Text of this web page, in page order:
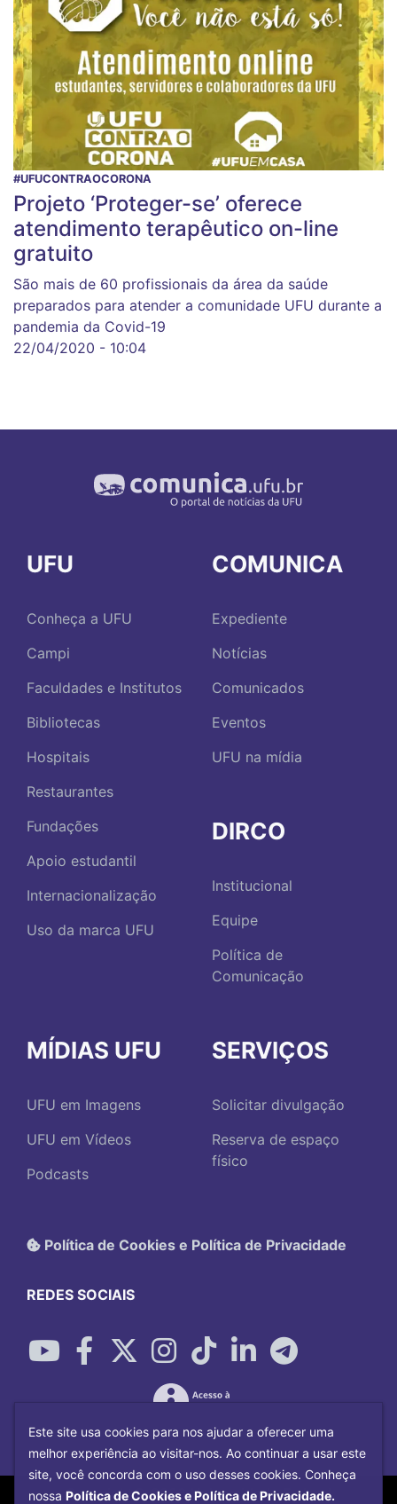
#UFUCONTRAOCORONA
Projeto ‘Proteger-se’ oferece
atendimento terapêutico on-line
gratuito
São mais de 60 profissionais da área da saúde
preparados para atender a comunidade UFU durante a
pandemia da Covid-19
22/04/2020 - 10:04
UFU
Conheça a UFU
Campi
Faculdades e Institutos
Bibliotecas
Hospitais
Restaurantes
Fundações
Apoio estudantil
Internacionalização
Uso da marca UFU
COMUNICA
Expediente
Notícias
Comunicados
Eventos
UFU na mídia
DIRCO
Institucional
Equipe
Política de
Comunicação
MÍDIAS UFU
UFU em Imagens
UFU em Vídeos
Podcasts
SERVIÇOS
Solicitar divulgação
Reserva de espaço
físico
Política de Cookies e Política de Privacidade
REDES SOCIAIS
Copyright©2026Universidade Federal
Este site usa cookies para nos ajudar a oferecer uma
melhor experiência ao visitar-nos. Ao continuar a usar este
site, você concorda com o uso desses cookies. Conheça
nossa Política de Cookies e Política de Privacidade.